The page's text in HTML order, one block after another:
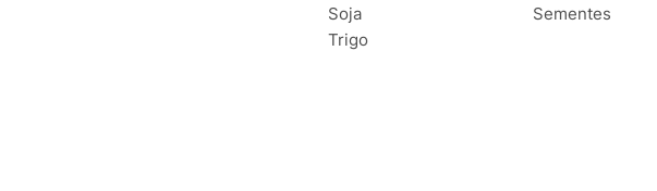
Soja
Trigo
Sementes